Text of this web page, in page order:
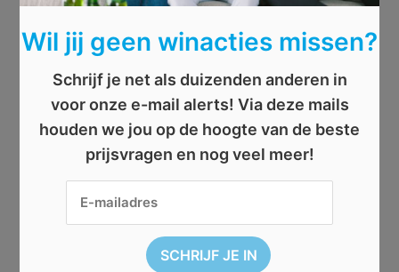
s
Wil jij geen winacties missen?
Schrijf je net als duizenden anderen in
voor onze e-mail alerts! Via deze mails
houden we jou op de hoogte van de beste
prijsvragen en nog veel meer!